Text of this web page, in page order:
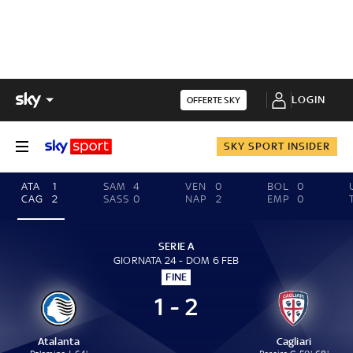
OFFERTE SKY LOGIN
SKY SPORT INSIDER
ATA
1
CAG
2
SAM
4
SASS 0
VEN
0
NAP
2
BOL
0
EMP
0
SERIE A
GIORNATA 24 - DOM 6 FEB
FINE
Atalanta
1 - 2
Cagliari